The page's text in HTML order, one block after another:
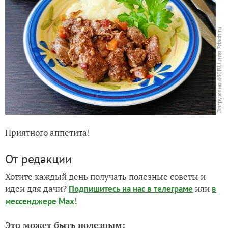
Приятного аппетита!
От редакции
Хотите каждый день получать полезные советы и
идеи для дачи? Подпишитесь на нас в телеграме или в
мессенджере Max!
Это может быть полезным: